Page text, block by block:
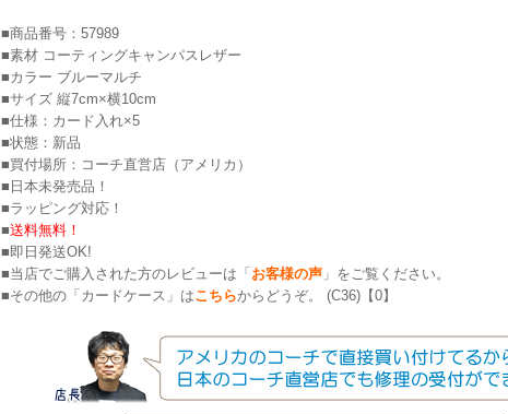
■商品番号：57989
■素材 コーティングキャンパスレザー
■カラー ブルーマルチ
■サイズ 縦7cm×横10cm
■仕様：カード入れ×5
■状態：新品
■買付場所：コーチ直営店（アメリカ）
■日本未発売品！
■ラッピング対応！
■送料無料！
■即日発送OK!
■当店でご購入された方のレビューは「 お客様の声 」をご覧ください。
■その他の「カードケース」はこちらからどうぞ。 (C36)【0】